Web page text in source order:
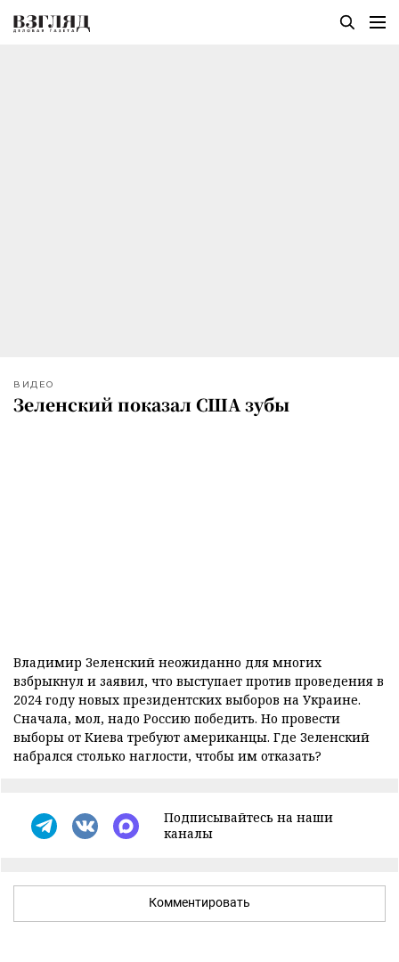
ВИДЕО
Зеленский показал США зубы
Владимир Зеленский неожиданно для многих
взбрыкнул и заявил, что выступает против проведения в
2024 году новых президентских выборов на Украине.
Сначала, мол, надо Россию победить. Но провести
выборы от Киева требуют американцы. Где Зеленский
набрался столько наглости, чтобы им отказать?
Подписывайтесь на наши
каналы
Комментировать